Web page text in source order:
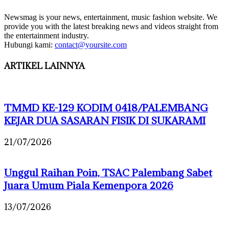
Newsmag is your news, entertainment, music fashion website. We
provide you with the latest breaking news and videos straight from
the entertainment industry.
Hubungi kami: contact@yoursite.com
ARTIKEL LAINNYA
TMMD KE-129 KODIM 0418/PALEMBANG
KEJAR DUA SASARAN FISIK DI SUKARAMI
21/07/2026
Unggul Raihan Poin, TSAC Palembang Sabet
Juara Umum Piala Kemenpora 2026
13/07/2026